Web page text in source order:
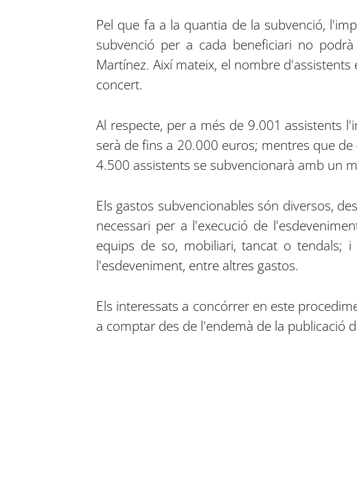
Pel que fa a la quantia de la subvenció,
subvenció per a cada beneficiari no
Martínez. Així mateix, el nombre
concert.
Al respecte, per a més de 9.001 assistents
serà de fins a 20.000 euros; mentres que
4.500 assistents se subvencionarà amb un
Els gastos subvencionables són diversos,
necessari per a l'execució de
equips de so, mobiliari, tancat o
l'esdeveniment, entre altres gastos.
Els interessats a concórrer en este
a comptar des de l'endemà de la publicació